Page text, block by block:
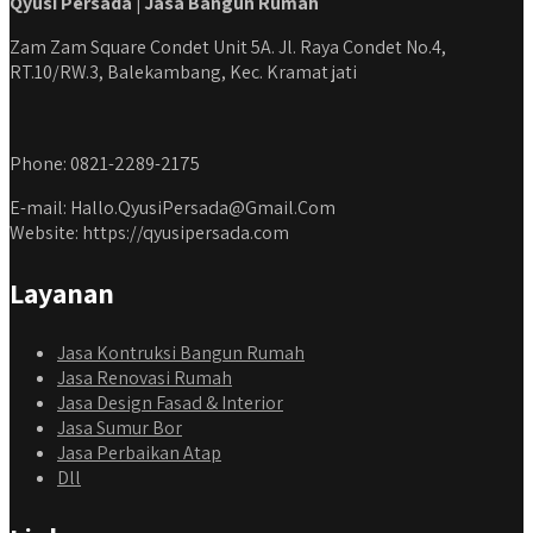
Zam Zam Square Condet Unit 5A. Jl. Raya Condet No.4,
RT.10/RW.3, Balekambang, Kec. Kramat jati
Phone: 0821-2289-2175
E-mail: Hallo.QyusiPersada@Gmail.Com
Website: https://qyusipersada.com
Layanan
Jasa Kontruksi Bangun Rumah
Jasa Renovasi Rumah
Jasa Design Fasad & Interior
Jasa Sumur Bor
Jasa Perbaikan Atap
Dll